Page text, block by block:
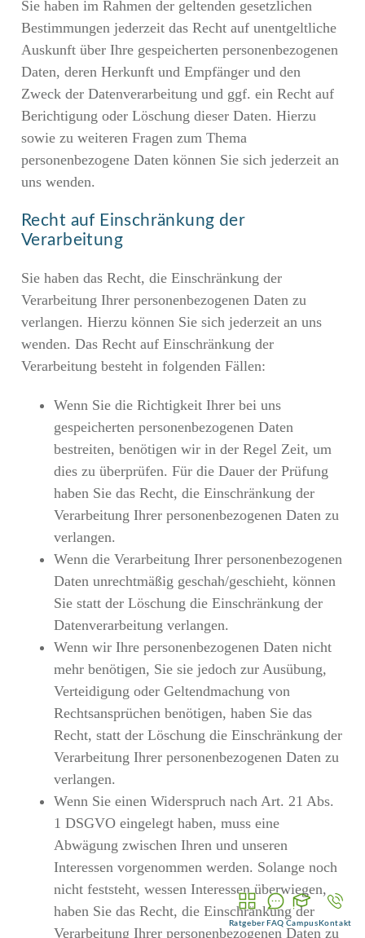
Ratgeber FAQ Campus Kontakt
Sie haben im Rahmen der geltenden gesetzlichen
Bestimmungen jederzeit das Recht auf unentgeltliche
Auskunft über Ihre gespeicherten personenbezogenen
Daten, deren Herkunft und Empfänger und den
Zweck der Datenverarbeitung und ggf. ein Recht auf
Berichtigung oder Löschung dieser Daten. Hierzu
sowie zu weiteren Fragen zum Thema
personenbezogene Daten können Sie sich jederzeit an
uns wenden.
Recht auf Einschränkung der
Verarbeitung
Sie haben das Recht, die Einschränkung der
Verarbeitung Ihrer personenbezogenen Daten zu
verlangen. Hierzu können Sie sich jederzeit an uns
wenden. Das Recht auf Einschränkung der
Verarbeitung besteht in folgenden Fällen:
Wenn Sie die Richtigkeit Ihrer bei uns
gespeicherten personenbezogenen Daten
bestreiten, benötigen wir in der Regel Zeit, um
dies zu überprüfen. Für die Dauer der Prüfung
haben Sie das Recht, die Einschränkung der
Verarbeitung Ihrer personenbezogenen Daten zu
verlangen.
Wenn die Verarbeitung Ihrer personenbezogenen
Daten unrechtmäßig geschah/geschieht, können
Sie statt der Löschung die Einschränkung der
Datenverarbeitung verlangen.
Wenn wir Ihre personenbezogenen Daten nicht
mehr benötigen, Sie sie jedoch zur Ausübung,
Verteidigung oder Geltendmachung von
Rechtsansprüchen benötigen, haben Sie das
Recht, statt der Löschung die Einschränkung der
Verarbeitung Ihrer personenbezogenen Daten zu
verlangen.
Wenn Sie einen Widerspruch nach Art. 21 Abs.
1 DSGVO eingelegt haben, muss eine
Abwägung zwischen Ihren und unseren
Interessen vorgenommen werden. Solange noch
nicht feststeht, wessen Interessen überwiegen,
haben Sie das Recht, die Einschränkung der
Verarbeitung Ihrer personenbezogenen Daten zu